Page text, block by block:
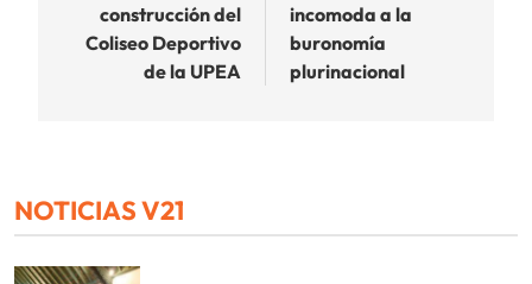
entradas
construcción del
Coliseo Deportivo
de la UPEA
incomoda a la
buronomía
plurinacional
NOTICIAS V21